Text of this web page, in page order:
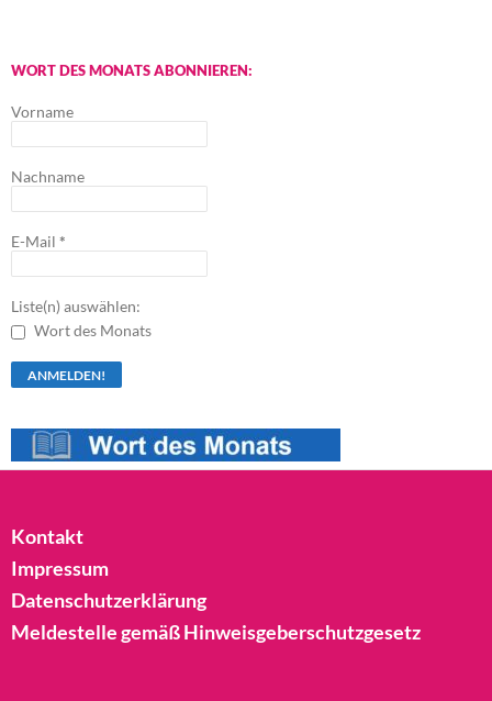
WORT DES MONATS ABONNIEREN:
Vorname
Nachname
E-Mail *
Liste(n) auswählen:
Wort des Monats
Kontakt
Impressum
Datenschutzerklärung
Meldestelle gemäß Hinweisgeberschutzgesetz